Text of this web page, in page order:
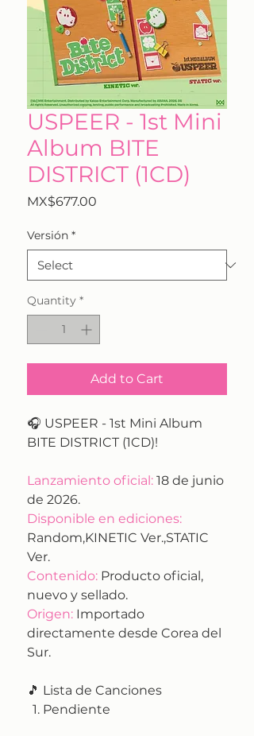
USPEER - 1st Mini
Album BITE
DISTRICT (1CD)
MX$677.00
Versión *
Quantity *
Add to Cart
🎧 USPEER - 1st Mini Album
BITE DISTRICT (1CD)!
Lanzamiento oficial: 18 de junio
de 2026.
Disponible en ediciones:
Random,KINETIC Ver.,STATIC
Ver.
Contenido: Producto oficial,
nuevo y sellado.
Origen: Importado
directamente desde Corea del
Sur.
🎵 Lista de Canciones
Pendiente